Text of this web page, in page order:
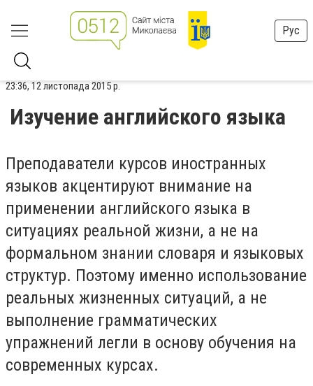
Рус
23:36, 12 листопада 2015 р.
Изучение английского языка
Преподаватели курсов иностранных
языков акцентируют внимание на
применении английского языка в
ситуациях реальной жизни, а не на
формальном знании словаря и языковых
структур. Поэтому именно использование
реальных жизненных ситуаций, а не
выполнение грамматических
упражнений легли в основу обучения на
современных курсах.